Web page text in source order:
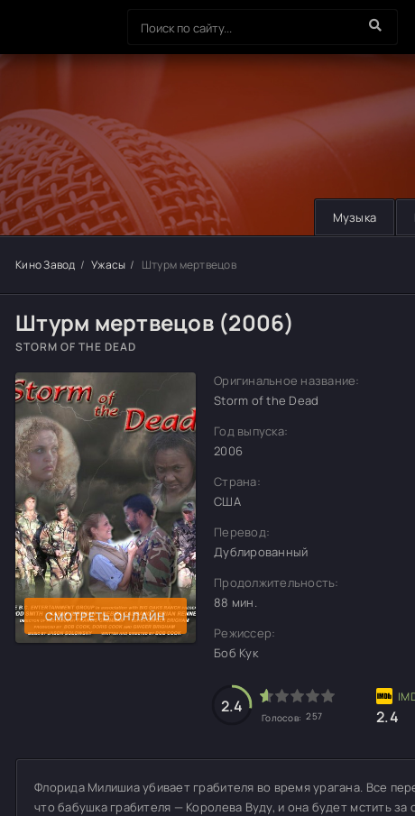
Музыка
Кино Завод Ужасы Штурм мертвецов
Штурм мертвецов (2006)
STORM OF THE DEAD
СМОТРЕТЬ ОНЛАЙН
Оригинальное название:
Storm of the Dead
Год выпуска:
2006
Страна:
США
Перевод:
Дублированный
Продолжительность:
88 мин.
Режиссер:
Боб Кук
2.4
Голосов: 257 2.4
Флорида Милишиа убивает грабителя во время урагана. Все
что бабушка грабителя — Королева Вуду, и она будет мстить за